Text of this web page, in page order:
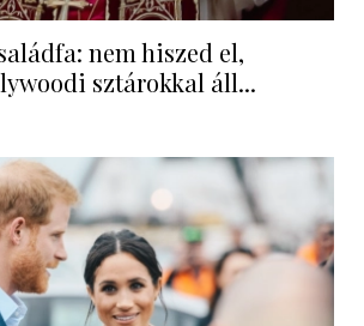
nem hiszed el,
sztárokkal áll...